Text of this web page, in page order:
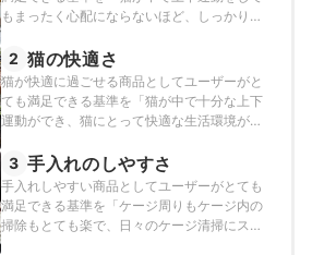
もまったく心配にならないほど、しっかりし
検証を行いました。
2 猫の快適さ
猫が快適に過ごせる商品としてユーザーがと
ても満足できる基準を「猫が中で十分な上下
運動ができ、猫にとって快適な生活環境が整
検証を行いました。
3 手入れのしやすさ
手入れしやすい商品としてユーザーがとても
満足できる基準を「ケージ周りもケージ内の
掃除もとても楽で、日々のケージ清掃にスト